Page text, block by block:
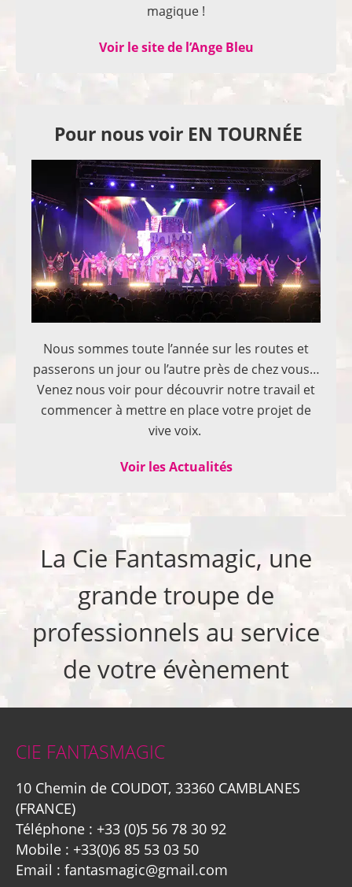
magique !
Voir le site de l’Ange Bleu
Pour nous voir EN TOURNÉE
Nous sommes toute l’année sur les routes et
passerons un jour ou l’autre près de chez vous…
Venez nous voir pour découvrir notre travail et
commencer à mettre en place votre projet de
vive voix.
Voir les Actualités
La Cie Fantasmagic, une
grande troupe de
professionnels au service
de votre évènement
CIE FANTASMAGIC
10 Chemin de COUDOT, 33360 CAMBLANES
(FRANCE)
Téléphone : +33 (0)5 56 78 30 92
Mobile : +33(0)6 85 53 03 50
Email : fantasmagic@gmail.com